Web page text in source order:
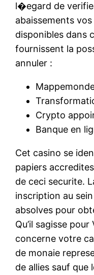
l�egard de
abaissements
disponibles dans
fournissent la
annuler :
Crypto
Banque en
Cet casino se
papiers
de ceci securite.
inscription au
absolves pour
Qu’il sagisse
concerne votre
de monaie
de allies sauf que